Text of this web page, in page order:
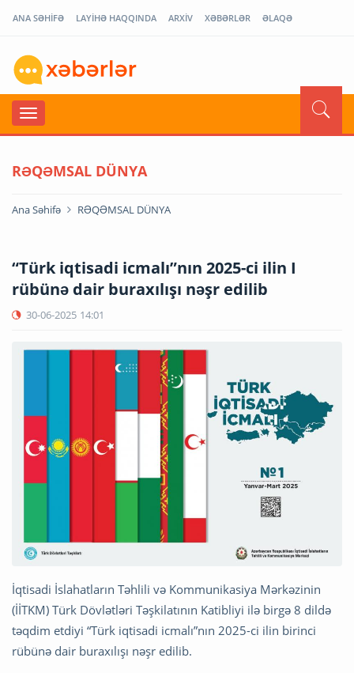
ANA SƏHİFƏ LAYİHƏ HAQQINDA ARXİV XƏBƏRLƏR ƏLAQƏ
RƏQƏMSAL DÜNYA
Ana Səhifə RƏQƏMSAL DÜNYA
“Türk iqtisadi icmalı”nın 2025-ci ilin I
rübünə dair buraxılışı nəşr edilib
30-06-2025 14:01
İqtisadi İslahatların Təhlili və Kommunikasiya Mərkəzinin
(İİTKM) Türk Dövlətləri Təşkilatının Katibliyi ilə birgə 8 dildə
təqdim etdiyi “Türk iqtisadi icmalı”nın 2025-ci ilin birinci
rübünə dair buraxılışı nəşr edilib.